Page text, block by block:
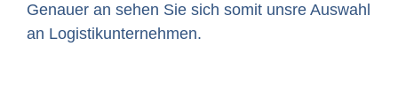
Genauer an sehen Sie sich somit unsre Auswahl
an Logistikunternehmen.